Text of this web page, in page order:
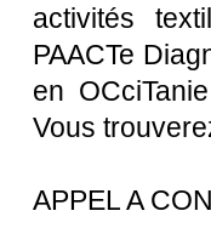
activités
PAACTe
en
Vous
APPEL A